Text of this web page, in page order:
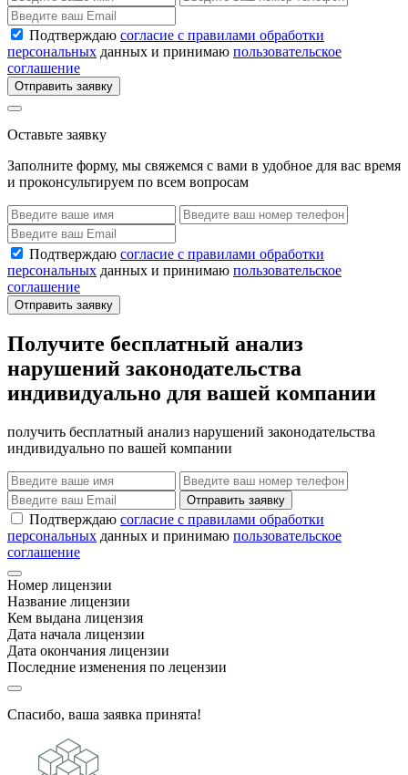
Подтверждаю согласие с правилами обработки
персональных данных и принимаю пользовательское
соглашение
Отправить заявку
Оставьте заявку
Заполните форму, мы свяжемся с вами в удобное для вас время
и проконсультируем по всем вопросам
Подтверждаю согласие с правилами обработки
персональных данных и принимаю пользовательское
соглашение
Отправить заявку
Получите бесплатный анализ
нарушений законодательства
индивидуально для вашей компании
получить бесплатный анализ нарушений законодательства
индивидуально по вашей компании
Отправить заявку
Подтверждаю согласие с правилами обработки
персональных данных и принимаю пользовательское
соглашение
Номер лицензии
Название лицензии
Кем выдана лицензия
Дата начала лицензии
Дата окончания лицензии
Последние изменения по лецензии
Спасибо, ваша заявка принята!